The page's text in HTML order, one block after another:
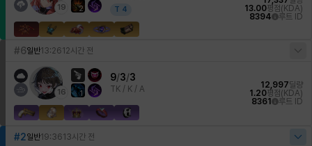
19 2 T 4
13.00평점(KDA)
8394
루트 ID
#6일반13:2612시간 전
16 1
9/3/3
TK / K / A 12,997딜량
1.20평점(KDA)
8361
루트 ID
#2일반19:3613시간 전